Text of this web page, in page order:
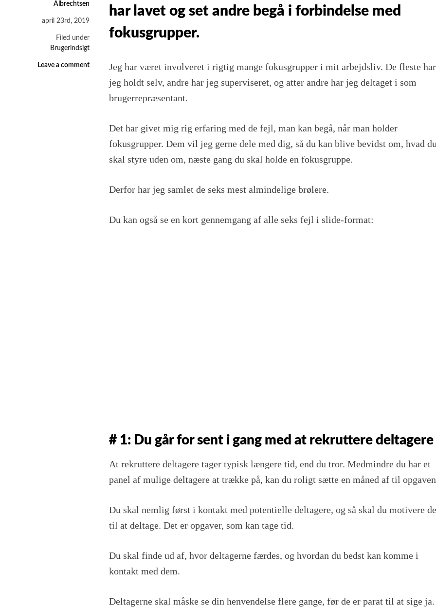
Albrechtsen
april 23rd, 2019
Filed under
Brugerindsigt
Leave a commenton
har lavet og set andre begå i forbindelse med
fokusgrupper.
Jeg har været involveret i rigtig mange fokusgrupper i mit arbejdsliv. De fleste har
jeg holdt selv, andre har jeg superviseret, og atter andre har jeg deltaget i som
brugerrepræsentant.
Det har givet mig rig erfaring med de fejl, man kan begå, når man holder
fokusgrupper. Dem vil jeg gerne dele med dig, så du kan blive bevidst om, hvad
skal styre uden om, næste gang du skal holde en fokusgruppe.
Derfor har jeg samlet de seks mest almindelige brølere.
Du kan også se en kort gennemgang af alle seks fejl i slide-format:
# 1: Du går for sent i gang med at rekruttere deltagere
At rekruttere deltagere tager typisk længere tid, end du tror. Medmindre du har et
panel af mulige deltagere at trække på, kan du roligt sætte en måned af til
Du skal nemlig først i kontakt med potentielle deltagere, og så skal du motivere
til at deltage. Det er opgaver, som kan tage tid.
Du skal finde ud af, hvor deltagerne færdes, og hvordan du bedst kan komme i
kontakt med dem.
Deltagerne skal måske se din henvendelse flere gange, før de er parat til at sige ja.